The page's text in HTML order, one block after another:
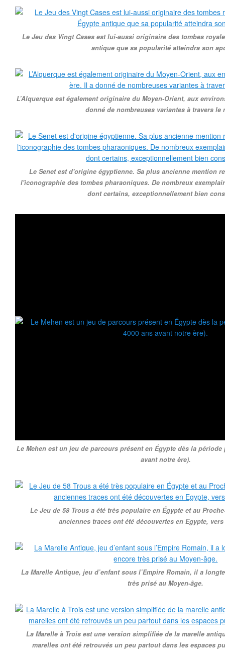
Le Jeu des Vingt Cases est lui-aussi originaire des tombes
antique que sa popularité atteindra son
L’Alquerque est également originaire du Moyen-Orient, aux
donné de nombreuses variantes à travers le
Le Senet est d'origine égyptienne. Sa plus ancienne mention
l'iconographie des tombes pharaoniques. De nombreux
dont certains, exceptionnellement bien
Le Mehen est un jeu de parcours présent en Égypte dès la
avant notre ère).
Le Jeu de 58 Trous a été très populaire en Égypte et au
anciennes traces ont été découvertes en Egypte, vers
La Marelle Antique, jeu d’enfant sous l’Empire Romain, il a
très prisé au Moyen-âge.
La Marelle à Trois est une version simplifiée de la marelle
marelles ont été retrouvés un peu partout dans les espaces